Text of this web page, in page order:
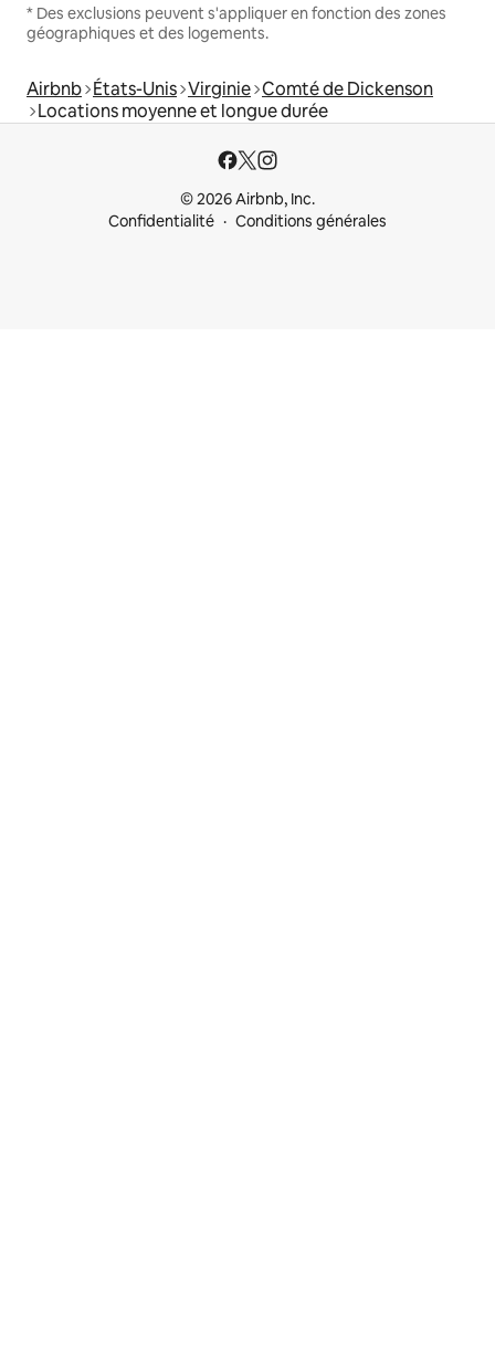
* Des exclusions peuvent s'appliquer en fonction des zones
géographiques et des logements.
Airbnb États-Unis Virginie Comté de Dickenson
Locations moyenne et longue durée
© 2026 Airbnb, Inc.
Confidentialité
Conditions générales